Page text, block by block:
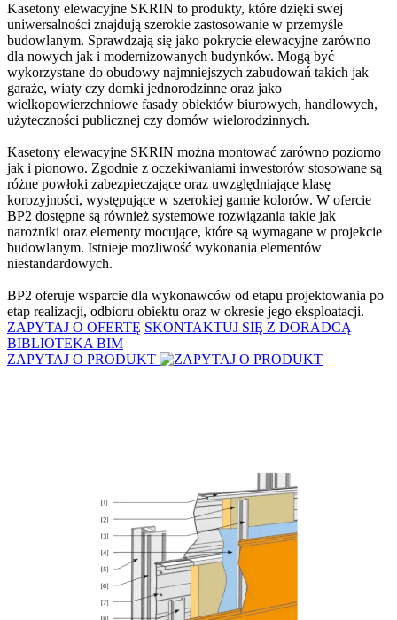
Kasetony elewacyjne SKRIN to produkty, które dzięki swej
uniwersalności znajdują szerokie zastosowanie w przemyśle
budowlanym. Sprawdzają się jako pokrycie elewacyjne zarówno
dla nowych jak i modernizowanych budynków. Mogą być
wykorzystane do obudowy najmniejszych zabudowań takich jak
garaże, wiaty czy domki jednorodzinne oraz jako
wielkopowierzchniowe fasady obiektów biurowych, handlowych,
użyteczności publicznej czy domów wielorodzinnych.
Kasetony elewacyjne SKRIN można montować zarówno poziomo
jak i pionowo. Zgodnie z oczekiwaniami inwestorów stosowane są
różne powłoki zabezpieczające oraz uwzględniające klasę
korozyjności, występujące w szerokiej gamie kolorów. W ofercie
BP2 dostępne są również systemowe rozwiązania takie jak
narożniki oraz elementy mocujące, które są wymagane w projekcie
budowlanym. Istnieje możliwość wykonania elementów
niestandardowych.
BP2 oferuje wsparcie dla wykonawców od etapu projektowania po
etap realizacji, odbioru obiektu oraz w okresie jego eksploatacji.
ZAPYTAJ O OFERTĘ SKONTAKTUJ SIĘ Z DORADCĄ
BIBLIOTEKA BIM
ZAPYTAJ O PRODUKT